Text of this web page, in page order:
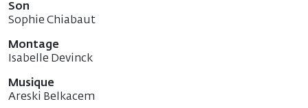
Son
Sophie Chiabaut
Montage
Isabelle Devinck
Musique
Areski Belkacem